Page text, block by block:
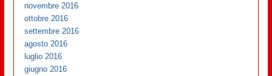
novembre 2016
ottobre 2016
settembre 2016
agosto 2016
luglio 2016
giugno 2016